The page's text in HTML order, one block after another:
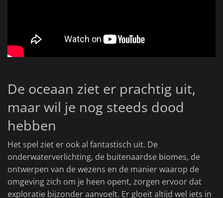
De oceaan ziet er prachtig uit,
maar wil je nog steeds dood
hebben
Het spel ziet er ook al fantastisch uit. De
onderwaterverlichting, de buitenaardse biomes, de
ontwerpen van de wezens en de manier waarop de
omgeving zich om je heen opent, zorgen ervoor dat
exploratie bijzonder aanvoelt. Er gloeit altijd wel iets in